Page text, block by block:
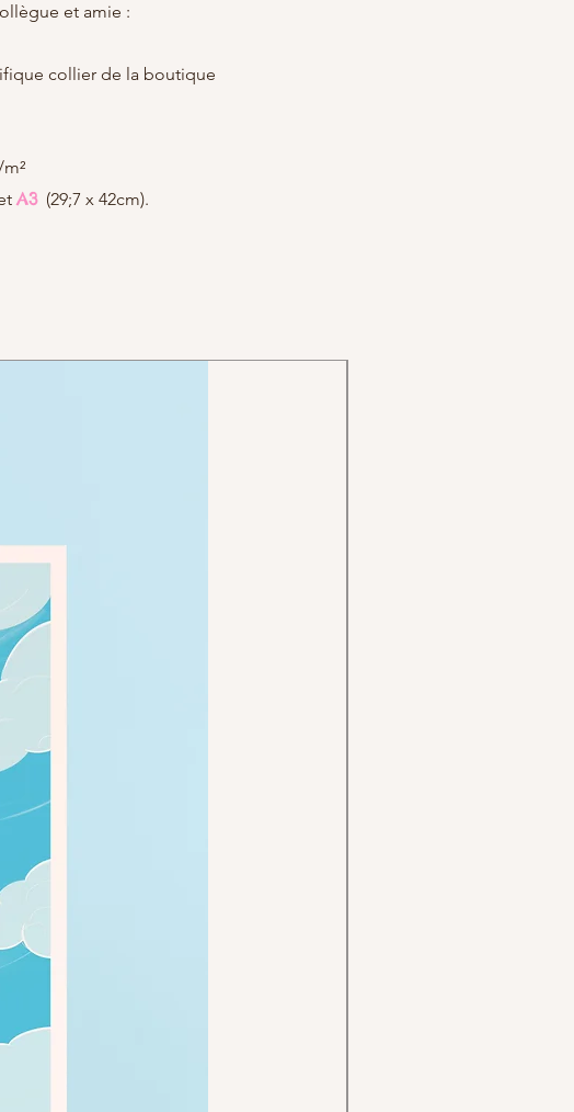
et amie :
collier de la boutique
A3 (29;7 x 42cm).